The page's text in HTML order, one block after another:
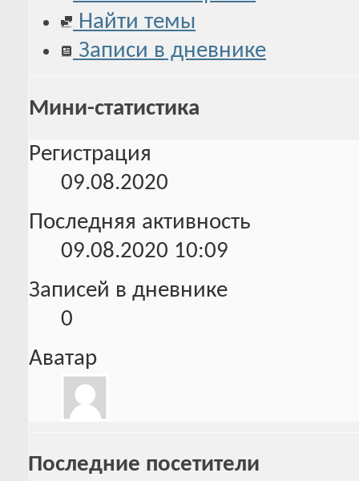
Найти темы
Записи в дневнике
Мини-статистика
Регистрация
09.08.2020
Последняя активность
09.08.2020 10:09
Записей в дневнике
0
Аватар
Последние посетители